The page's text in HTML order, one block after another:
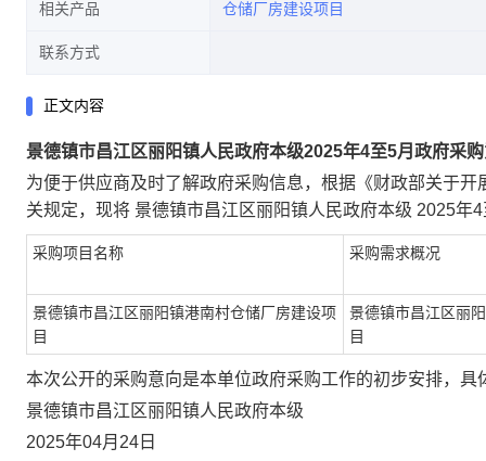
相关产品 仓储厂房建设项目
联系方式
正文内容
景德镇市昌江区丽阳镇人民政府本级2025年4至5月政府采
为便于供应商及时了解政府采购信息，根据《财政部关于
关规定，现将 景德镇市昌江区丽阳镇人民政府本级 2025年
采购项目名称 采购需求概况
景德镇市昌江区丽阳镇港南村仓储厂房建设项
目
景德镇市昌江区丽
目
本次公开的采购意向是本单位政府采购工作的初步安排，
景德镇市昌江区丽阳镇人民政府本级
2025年04月24日